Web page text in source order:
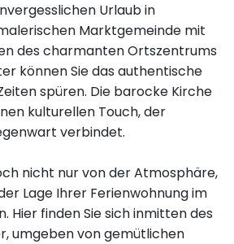
Urlaub in
Marktgemeinde mit
des charmanten Ortszentrums
können Sie das authentische
spüren. Die barocke Kirche
kulturellen Touch, der
verbindet.
nicht nur von der Atmosphäre,
Lage Ihrer Ferienwohnung im
Hier finden Sie sich inmitten des
umgeben von gemütlichen